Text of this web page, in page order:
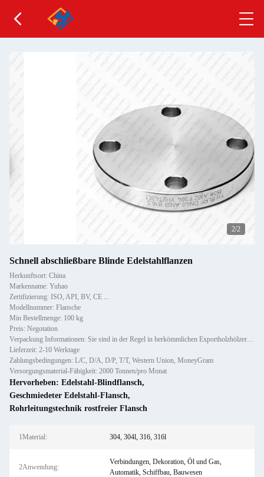
2/2
Schnell abschließbare Blinde Edelstahlflanzen
Herkunftsort: China
Markenname: Yuhao
Zertifizierung: ISO, API, BV, CE ...
Modellnummer: Flansche
Min Bestellmenge: 100 kg
Preis: Negotation
Verpackung Informationen: Sie sind in der Regel in herkömmlichen Exportholzhölzern verpackt.
Lieferzeit: 2-10 Werktage
Zahlungsbedingungen: L/C, D/A, D/P, T/T, Western Union, MoneyGram
Versorgungsmaterial-Fähigkeit: 2000 Tonnen/pro Monat
Hervorheben: Edelstahl-Blindflansch,
Geschmiedeter Edelstahl-Flansch,
Rohrleitungstechnik rostfreier Flansch
1Material: 304, 304l, 316, 316l
2Anwendung:
Verbindungen, Dekoration, Öl und Gas,
Automatik, Schiffbau, Bauwesen